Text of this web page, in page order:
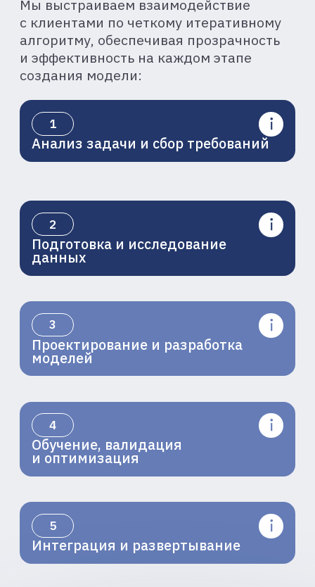
области обработки
персональных данныхи
даюсогласие на их обработку
для получения рекомендаций *
Я даюсогласиена обработку
персональных данных и желаю
получать рекламные,
информационные и иные
сообщения от Оператора
ОТПРАВИТЬ ЗАЯВКУ
сфокусированное на прикладных
решениях в области искусственного
интеллекта
и высокопроизводительных
вычислений (HPC)